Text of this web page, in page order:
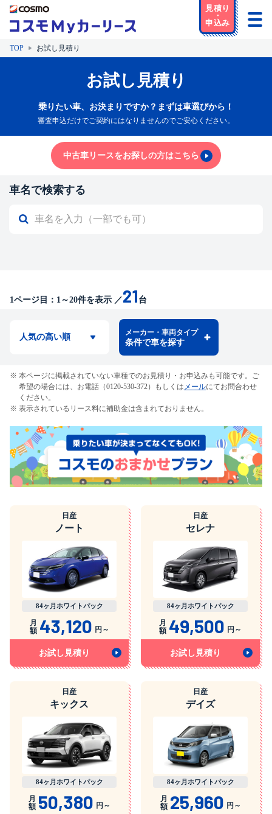
TOP お試し見積り
お試し見積り
乗りたい車、お決まりですか？まずは車選びから！
審査申込だけでご契約にはなりませんのでご安心ください。
中古車リースをお探しの方はこちら
車名で検索する
1ページ目： 1 ～20件を表示 ／21 台
メーカー・車両タイプ
条件で車を探す
本ページに掲載されていない車種でのお見積り・お申込みも可能です。ご
希望の場合には、お電話（0120-530-372）もしくは メールにてお問合わせ
ください。
表示されているリース料に補助金は含まれておりません。
日産
ノート
84ヶ月ホワイトパック
月
額 43,120 円～
お試し見積り
日産
セレナ
84ヶ月ホワイトパック
月
額 49,500 円～
お試し見積り
日産
キックス
84ヶ月ホワイトパック
月
額 50,380 円～
日産
デイズ
84ヶ月ホワイトパック
月
額 25,960 円～